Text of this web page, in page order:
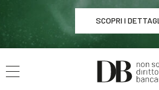
SCOPRI I
WEBINAR / 23
Nuove linee guida EBA sulla